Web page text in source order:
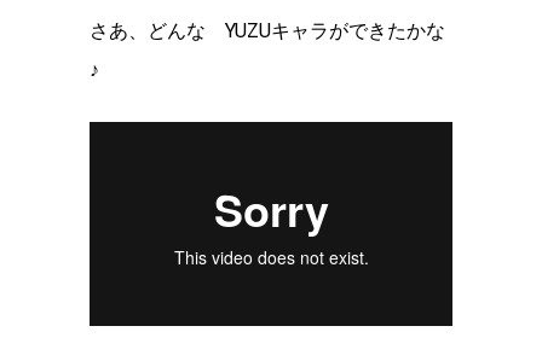
さあ、どんな YUZUキャラができたかな
♪